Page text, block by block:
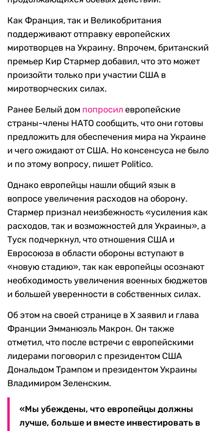
Как Франция, так и Великобритания
поддерживают отправку европейских
миротворцев на Украину. Впрочем, британский
премьер Кир Стармер добавил, что это может
произойти только при участии США в
миротворческих силах.
Ранее Белый дом попросил европейские
страны-члены НАТО сообщить, что они готовы
предложить для обеспечения мира на Украине
и чего ожидают от США. Но консенсуса не было
и по этому вопросу, пишет Politico.
Однако европейцы нашли общий язык в
вопросе увеличения расходов на оборону.
Стармер признал неизбежность «усиления как
расходов, так и возможностей для Украины», а
Туск подчеркнул, что отношения США и
Евросоюза в области обороны вступают в
«новую стадию», так как европейцы осознают
необходимость увеличения военных бюджетов
и большей уверенности в собственных силах.
Об этом на своей странице в X заявил и глава
Франции Эмманюэль Макрон. Он также
отметил, что после встречи с европейскими
лидерами поговорил с президентом США
Дональдом Трампом и президентом Украины
Владимиром Зеленским.
«Мы убеждены, что европейцы должны
лучше, больше и вместе инвестировать в